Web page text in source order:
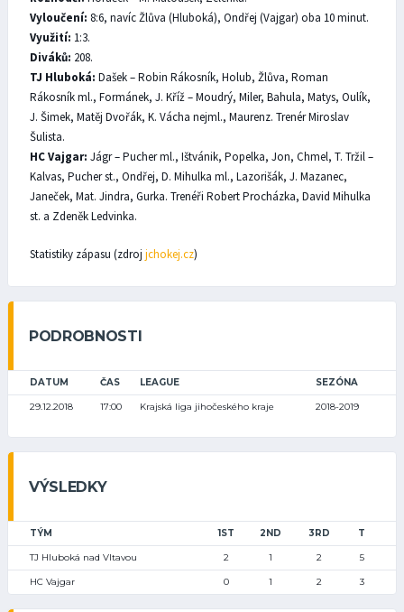
Vyloučení: 8:6, navíc Žlůva (Hluboká), Ondřej (Vajgar) oba 10 minut.
Využití: 1:3.
Diváků: 208.
TJ Hluboká: Dašek – Robin Rákosník, Holub, Žlůva, Roman
Rákosník ml., Formánek, J. Kříž – Moudrý, Miler, Bahula, Matys, Oulík,
J. Šimek, Matěj Dvořák, K. Vácha nejml., Maurenz. Trenér Miroslav
Šulista.
HC Vajgar: Jágr – Pucher ml., Ištvánik, Popelka, Jon, Chmel, T. Tržil –
Kalvas, Pucher st., Ondřej, D. Mihulka ml., Lazorišák, J. Mazanec,
Janeček, Mat. Jindra, Gurka. Trenéři Robert Procházka, David Mihulka
st. a Zdeněk Ledvinka.
Statistiky zápasu (zdroj jchokej.cz)
PODROBNOSTI
DATUM ČAS LEAGUE SEZÓNA
29.12.2018 17:00 Krajská liga jihočeského kraje 2018-2019
VÝSLEDKY
TÝM 1ST 2ND 3RD T
TJ Hluboká nad Vltavou 2 1 2 5
HC Vajgar 0 1 2 3